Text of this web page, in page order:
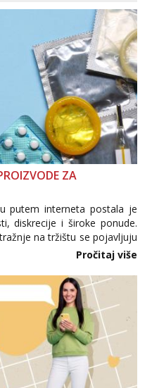
ZA
putem interneta postala je
diskrecije i široke ponude.
na tržištu se pojavljuju
nepouzdane internetske
Pročitaj više